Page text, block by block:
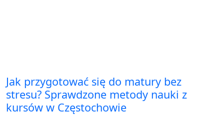
Jak przygotować się do matury bez
stresu? Sprawdzone metody nauki z
kursów w Częstochowie